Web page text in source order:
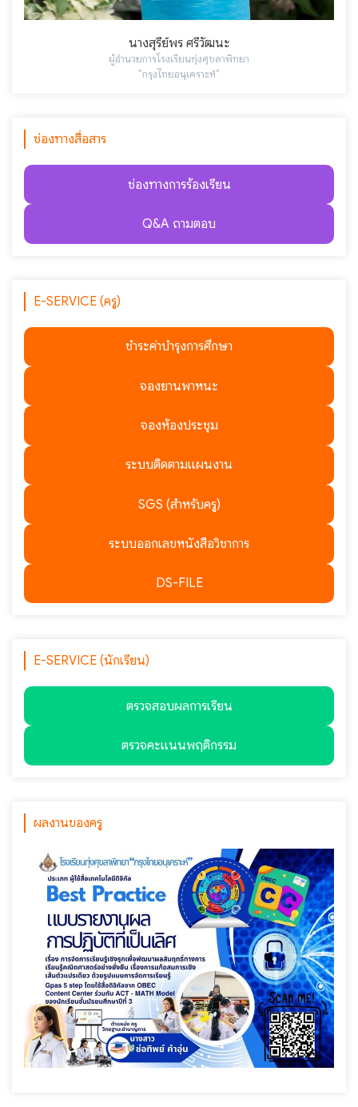
นางสุรีย์พร ศรีวัฒนะ
ผู้อำนวยการโรงเรียนทุ่งศุขลาพิทยา
"กรุงไทยอนุเคราะห์"
ช่องทางสื่อสาร
ช่องทางการร้องเรียน
Q&A ถามตอบ
E-SERVICE (ครู)
ชำระค่าบำรุงการศึกษา
จองยานพาหนะ
จองห้องประชุม
ระบบติดตามแผนงาน
SGS (สำหรับครู)
ระบบออกเลขหนังสือวิชาการ
DS-FILE
E-SERVICE (นักเรียน)
ตรวจสอบผลการเรียน
ตรวจคะแนนพฤติกรรม
ผลงานของครู